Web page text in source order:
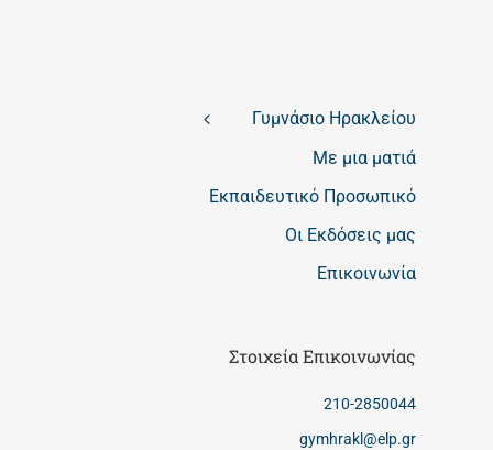
Γυμνάσιο Ηρακλείου
Με μια ματιά
Εκπαιδευτικό Προσωπικό
Οι Εκδόσεις μας
Επικοινωνία
Στοιχεία Επικοινωνίας
210-2850044
gymhrakl@elp.gr